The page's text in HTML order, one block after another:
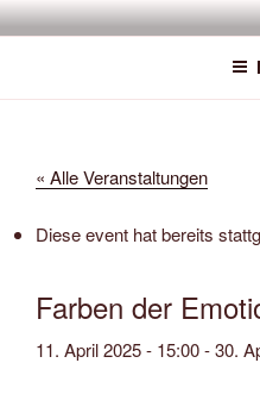
Zum
InhaltSAWATOU
Fiber Artist
« Alle Veranstaltungen
Diese event hat bereits
Farben der
11. April 2025 - 15:00-30.